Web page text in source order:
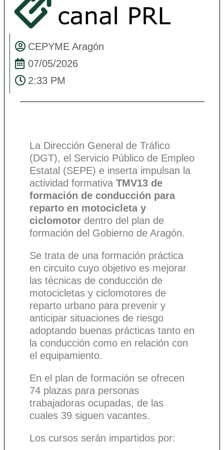
CEPYME Aragón
07/05/2026
2:33 PM
La Dirección General de Tráfico
(DGT), el Servicio Público de Empleo
Estatal (SEPE) e inserta impulsan la
actividad formativa TMV13 de
formación de conducción para
reparto en motocicleta y
ciclomotor dentro del plan de
formación del Gobierno de Aragón.
Se trata de una formación práctica
en circuito cuyo objetivo es mejorar
las técnicas de conducción de
motocicletas y ciclomotores de
reparto urbano para prevenir y
anticipar situaciones de riesgo
adoptando buenas prácticas tanto en
la conducción como en relación con
el equipamiento.
En el plan de formación se ofrecen
74 plazas para personas
trabajadoras ocupadas, de las
cuales 39 siguen vacantes.
Los cursos serán impartidos por: